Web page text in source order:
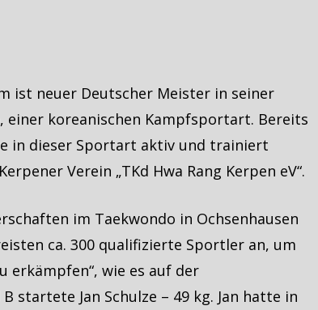
ist neuer Deutscher Meister in seiner
einer koreanischen Kampfsportart. Bereits
in dieser Sportart aktiv und trainiert
Verein „TKd Hwa Rang Kerpen eV“.
im Taekwondo in Ochsenhausen
ca. 300 qualifizierte Sportler an, um
erkämpfen“, wie es auf der
startete Jan Schulze – 49 kg. Jan hatte in